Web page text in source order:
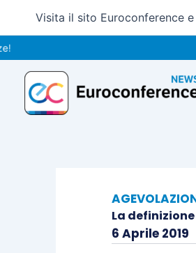
contenuto
Visita il sito Euroconference
La
6 Aprile 2019